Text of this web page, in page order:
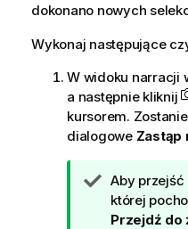
dokonano nowych
Wykonaj następujące
W widoku narracji
a następnie kliknij
kursorem.
dialogowe Zastąp
W
s
k
Aby przejść
której
Przejdź do